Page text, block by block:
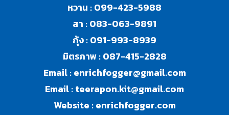
หวาน :099-423-5988
สา :083-063-9891
กุ้ง :091-993-8939
มิตรภาพ :087-415-2828
Email :enrichfogger@gmail.com
Email :teerapon.kit@gmail.com
Website :enrichfogger.com